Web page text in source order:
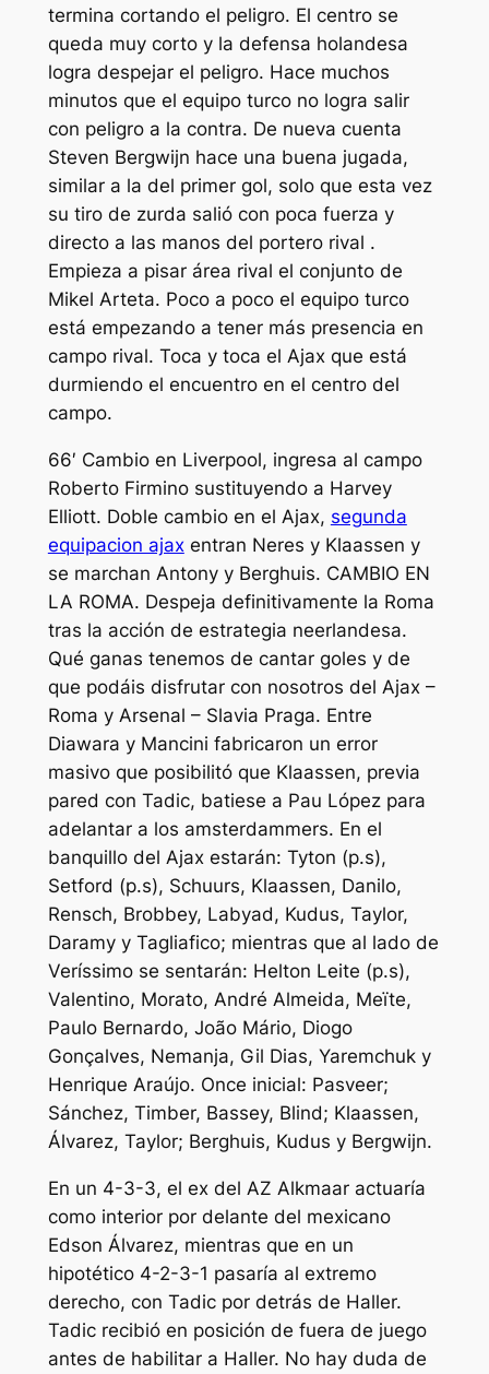
termina cortando el peligro. El centro se
queda muy corto y la defensa holandesa
logra despejar el peligro. Hace muchos
minutos que el equipo turco no logra salir
con peligro a la contra. De nueva cuenta
Steven Bergwijn hace una buena jugada,
similar a la del primer gol, solo que esta vez
su tiro de zurda salió con poca fuerza y
directo a las manos del portero rival .
Empieza a pisar área rival el conjunto de
Mikel Arteta. Poco a poco el equipo turco
está empezando a tener más presencia en
campo rival. Toca y toca el Ajax que está
durmiendo el encuentro en el centro del
campo.
66′ Cambio en Liverpool, ingresa al campo
Roberto Firmino sustituyendo a Harvey
Elliott. Doble cambio en el Ajax, segunda
equipacion ajaxentran Neres y Klaassen y
se marchan Antony y Berghuis. CAMBIO EN
LA ROMA. Despeja definitivamente la Roma
tras la acción de estrategia neerlandesa.
Qué ganas tenemos de cantar goles y de
que podáis disfrutar con nosotros del Ajax –
Roma y Arsenal – Slavia Praga. Entre
Diawara y Mancini fabricaron un error
masivo que posibilitó que Klaassen, previa
pared con Tadic, batiese a Pau López para
adelantar a los amsterdammers. En el
banquillo del Ajax estarán: Tyton (p.s),
Setford (p.s), Schuurs, Klaassen, Danilo,
Rensch, Brobbey, Labyad, Kudus, Taylor,
Daramy y Tagliafico; mientras que al lado de
Veríssimo se sentarán: Helton Leite (p.s),
Valentino, Morato, André Almeida, Meïte,
Paulo Bernardo, João Mário, Diogo
Gonçalves, Nemanja, Gil Dias, Yaremchuk y
Henrique Araújo. Once inicial: Pasveer;
Sánchez, Timber, Bassey, Blind; Klaassen,
Álvarez, Taylor; Berghuis, Kudus y Bergwijn.
En un 4-3-3, el ex del AZ Alkmaar actuaría
como interior por delante del mexicano
Edson Álvarez, mientras que en un
hipotético 4-2-3-1 pasaría al extremo
derecho, con Tadic por detrás de Haller.
Tadic recibió en posición de fuera de juego
antes de habilitar a Haller. No hay duda de